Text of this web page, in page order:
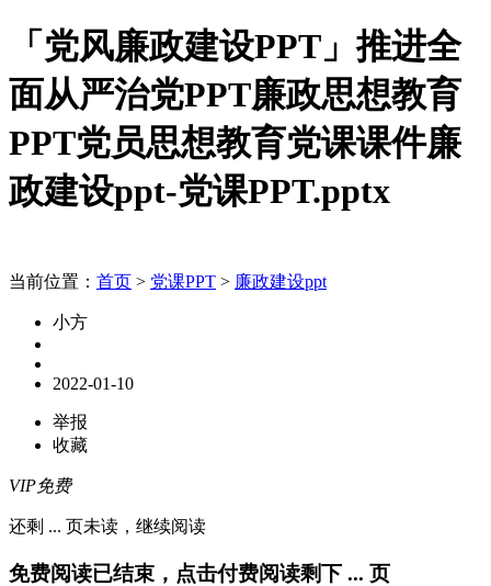
「党风廉政建设PPT」推进全
面从严治党PPT廉政思想教育
PPT党员思想教育党课课件廉
政建设ppt-党课PPT.pptx
当前位置： 首页 > 党课PPT > 廉政建设ppt
小方
2022-01-10
举报
收藏
VIP免费
还剩 ... 页未读， 继续阅读
免费阅读已结束，点击付费阅读剩下 ... 页